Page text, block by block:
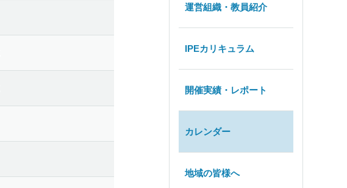
運営組織・教員紹介
IPEカリキュラム
開催実績・レポート
カレンダー
地域の皆様へ